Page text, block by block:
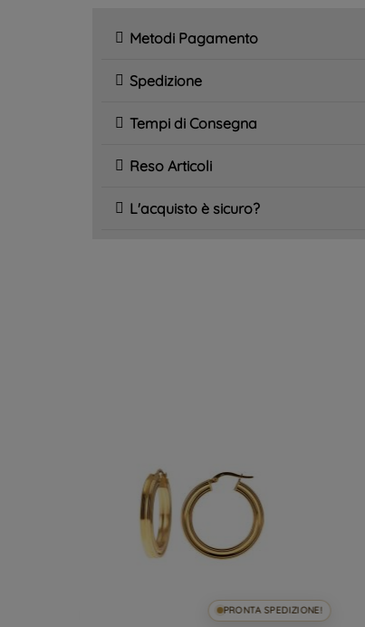
Metodi Pagamento
Spedizione
Tempi di Consegna
Reso Articoli
L'acquisto è sicuro?
PRONTA SPEDIZIONE!